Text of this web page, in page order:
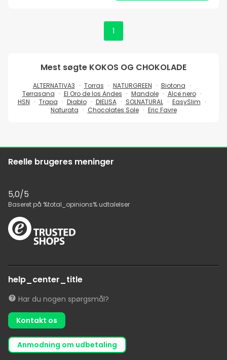
1
Mest søgte KOKOS OG CHOKOLADE
ALTERNATIVA3 Torras NATURGREEN
Biotona
Terrasana
El Oro de los Andes Mandole
Alce nero
HSN
Trapa Diablo DIELISA SOLNATURAL
EasySlim
Naturata
Chocolates Sole Eric Favre
Reelle brugeres meninger
5,0/5
Baseret på %total_opinions% udtalelser
help_center_title
Har du nogen spørgsmål?
Kontakt os
anmodning om udbetaling